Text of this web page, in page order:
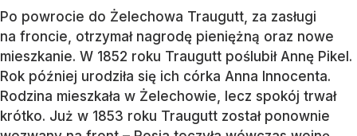
Po powrocie do Żelechowa Traugutt, za zasługi
na froncie, otrzymał nagrodę pieniężną oraz nowe
mieszkanie. W 1852 roku Traugutt poślubił Annę Pikel.
Rok później urodziła się ich córka Anna Innocenta.
Rodzina mieszkała w Żelechowie, lecz spokój trwał
krótko. Już w 1853 roku Traugutt został ponownie